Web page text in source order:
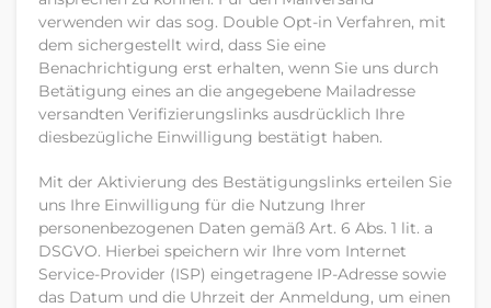
verwenden wir das sog. Double Opt-in Verfahren, mit
dem sichergestellt wird, dass Sie eine
Benachrichtigung erst erhalten, wenn Sie uns durch
Betätigung eines an die angegebene Mailadresse
versandten Verifizierungslinks ausdrücklich Ihre
diesbezügliche Einwilligung bestätigt haben.
Mit der Aktivierung des Bestätigungslinks erteilen Sie
uns Ihre Einwilligung für die Nutzung Ihrer
personenbezogenen Daten gemäß Art. 6 Abs. 1 lit. a
DSGVO. Hierbei speichern wir Ihre vom Internet
Service-Provider (ISP) eingetragene IP-Adresse sowie
das Datum und die Uhrzeit der Anmeldung, um einen